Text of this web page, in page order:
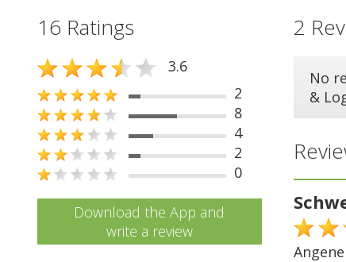
16 Ratings
3.6
2
8
4
2
0
Download the App and
write a review
2
No
&